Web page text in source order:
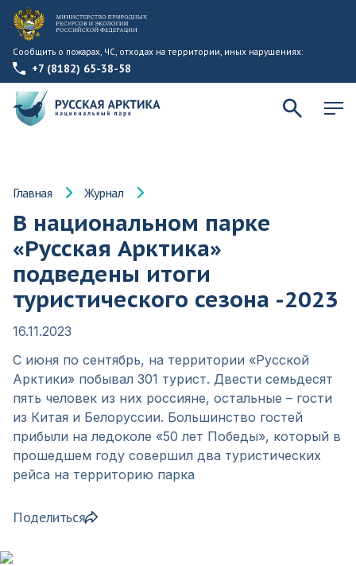
Сообщить о пожарах, ЧС, отходах на территории, иных нарушениях:
+7 (8182) 65-38-58
Главная Журнал
В национальном парке
«Русская Арктика»
подведены итоги
туристического сезона -2023
16.11.2023
С июня по сентябрь, на территории «Русской
Арктики» побывал 301 турист. Двести семьдесят
пять человек из них россияне, остальные – гости
из Китая и Белоруссии. Большинство гостей
прибыли на ледоколе «50 лет Победы», который в
прошедшем году совершил два туристических
рейса на территорию парка
Поделиться